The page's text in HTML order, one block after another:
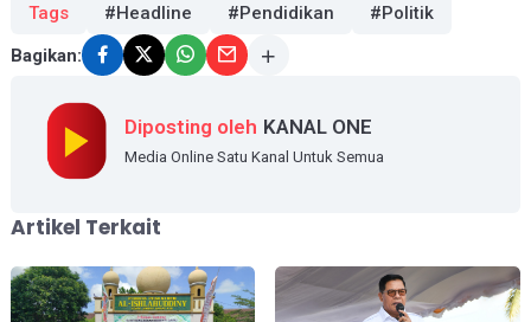
Tags #Headline #Pendidikan #Politik
Bagikan:
Diposting oleh KANAL ONE
Media Online Satu Kanal Untuk Semua
Artikel Terkait